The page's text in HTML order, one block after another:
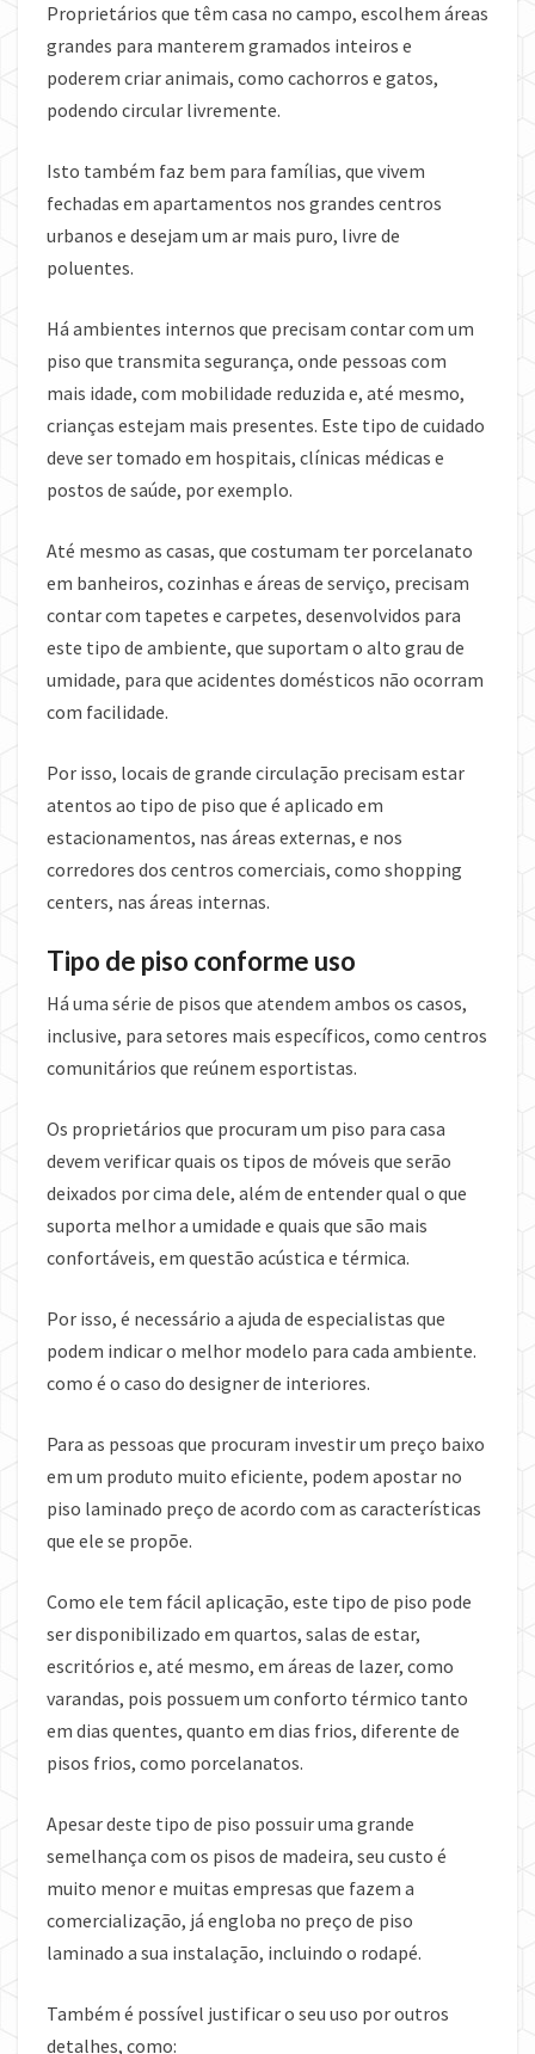
Proprietários que têm casa no campo, escolhem áreas
grandes para manterem gramados inteiros e
poderem criar animais, como cachorros e gatos,
podendo circular livremente.
Isto também faz bem para famílias, que vivem
fechadas em apartamentos nos grandes centros
urbanos e desejam um ar mais puro, livre de
poluentes.
Há ambientes internos que precisam contar com um
piso que transmita segurança, onde pessoas com
mais idade, com mobilidade reduzida e, até mesmo,
crianças estejam mais presentes. Este tipo de cuidado
deve ser tomado em hospitais, clínicas médicas e
postos de saúde, por exemplo.
Até mesmo as casas, que costumam ter porcelanato
em banheiros, cozinhas e áreas de serviço, precisam
contar com tapetes e carpetes, desenvolvidos para
este tipo de ambiente, que suportam o alto grau de
umidade, para que acidentes domésticos não ocorram
com facilidade.
Por isso, locais de grande circulação precisam estar
atentos ao tipo de piso que é aplicado em
estacionamentos, nas áreas externas, e nos
corredores dos centros comerciais, como shopping
centers, nas áreas internas.
Tipo de piso conforme uso
Há uma série de pisos que atendem ambos os casos,
inclusive, para setores mais específicos, como centros
comunitários que reúnem esportistas.
Os proprietários que procuram um piso para casa
devem verificar quais os tipos de móveis que serão
deixados por cima dele, além de entender qual o que
suporta melhor a umidade e quais que são mais
confortáveis, em questão acústica e térmica.
Por isso, é necessário a ajuda de especialistas que
podem indicar o melhor modelo para cada ambiente.
como é o caso do designer de interiores.
Para as pessoas que procuram investir um preço baixo
em um produto muito eficiente, podem apostar no
piso laminado preço de acordo com as características
que ele se propõe.
Como ele tem fácil aplicação, este tipo de piso pode
ser disponibilizado em quartos, salas de estar,
escritórios e, até mesmo, em áreas de lazer, como
varandas, pois possuem um conforto térmico tanto
em dias quentes, quanto em dias frios, diferente de
pisos frios, como porcelanatos.
Apesar deste tipo de piso possuir uma grande
semelhança com os pisos de madeira, seu custo é
muito menor e muitas empresas que fazem a
comercialização, já engloba no preço de piso
laminado a sua instalação, incluindo o rodapé.
Também é possível justificar o seu uso por outros
detalhes, como: